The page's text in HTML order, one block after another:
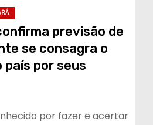
previsão de
se consagra o
por seus
por fazer e acertar